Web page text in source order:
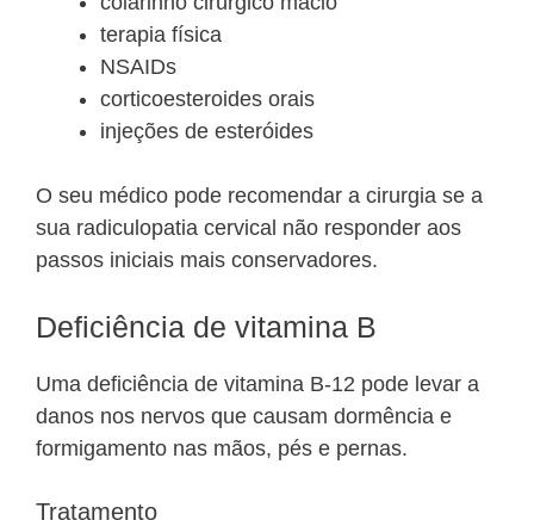
terapia física
NSAIDs
corticoesteroides orais
injeções de esteróides
O seu médico pode recomendar a cirurgia se a
sua radiculopatia cervical não responder aos
passos iniciais mais conservadores.
Deficiência de vitamina B
Uma deficiência de vitamina B-12 pode levar a
danos nos nervos que causam dormência e
formigamento nas mãos, pés e pernas.
Tratamento